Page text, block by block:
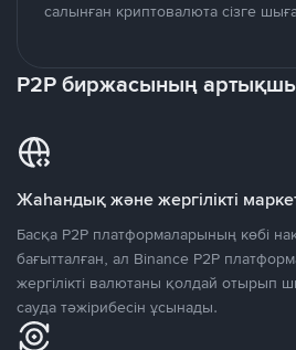
салынған криптовалюта сізге
P2P биржасының
Жаһандық және жергілікті
Басқа P2P платформаларының көбі
бағытталған, ал Binance P2P
жергілікті валютаны қолдай отырып
сауда тәжірибесін ұсынады.